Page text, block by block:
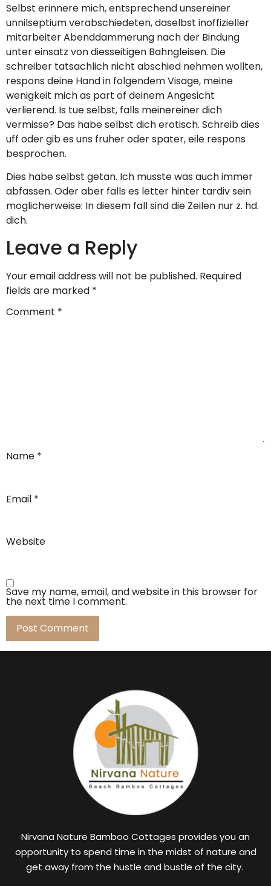
Selbst erinnere mich, entsprechend unsereiner
unnilseptium verabschiedeten, daselbst inoffizieller
mitarbeiter Abenddammerung nach der Bindung
unter einsatz von diesseitigen Bahngleisen. Die
schreiber tatsachlich nicht abschied nehmen wollten,
respons deine Hand in folgendem Visage, meine
wenigkeit mich as part of deinem Angesicht
verlierend. Is tue selbst, falls meinereiner dich
vermisse? Das habe selbst dich erotisch. Schreib dies
uff oder gib es uns fruher oder spater, eile respons
besprochen.
Dies habe selbst getan. Ich musste was auch immer
abfassen. Oder aber falls es letter hinter tardiv sein
moglicherweise: In diesem fall sind die Zeilen nur z. hd.
dich.
Leave a Reply
Your email address will not be published. Required
fields are marked *
Comment *
Name *
Email *
Website
Save my name, email, and website in this browser for
the next time I comment.
Nirvana Nature Bamboo Cottages provides you an
opportunity to spend time in the midst of nature and
get away from the hustle and bustle of the city.